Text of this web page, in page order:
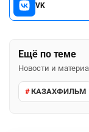
VK
Ещё по теме
Новости и
КАЗАХФИЛЬМ